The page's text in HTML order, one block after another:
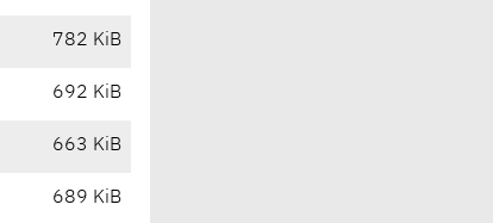
782 KiB
692 KiB
663 KiB
689 KiB